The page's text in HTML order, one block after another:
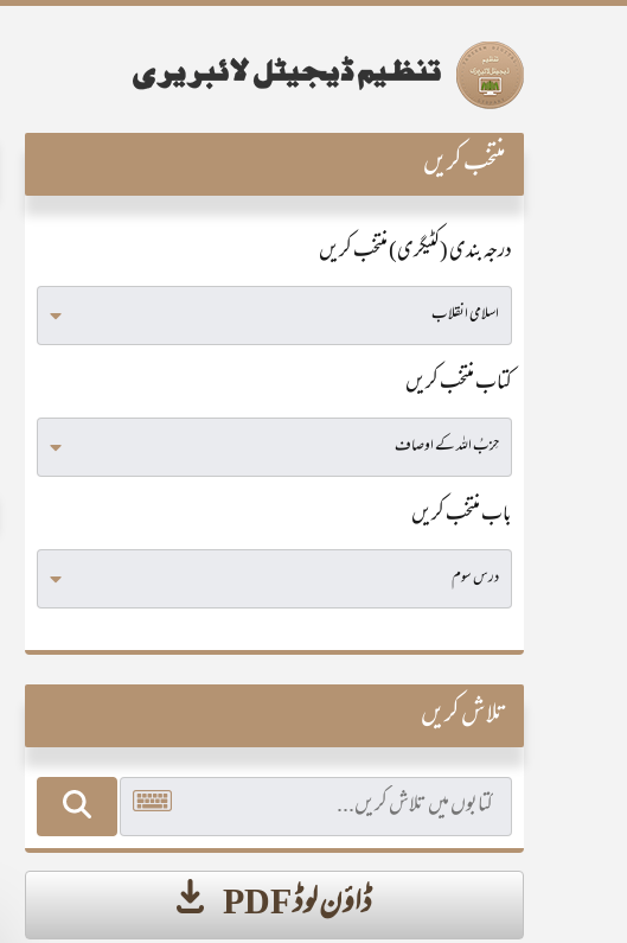
منتخب کریں
درجہ بندی (کٹیگری) منتخب کریں
کتاب منتخب کریں
باب منتخب کریں
تلاش کریں
ڈاؤن لوڈ PDF